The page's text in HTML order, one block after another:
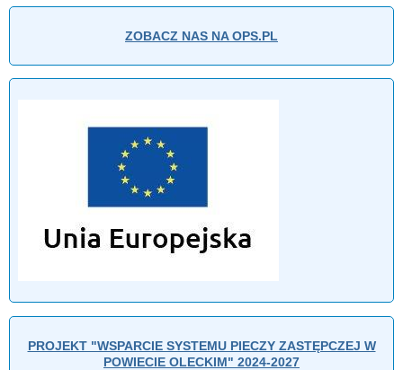
ZOBACZ NAS NA OPS.PL
PROJEKT "WSPARCIE SYSTEMU PIECZY ZASTĘPCZEJ W
POWIECIE OLECKIM" 2024-2027